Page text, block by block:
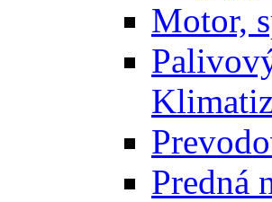
Motor,
Predná